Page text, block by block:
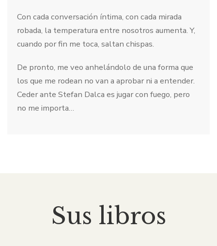
Con cada conversación íntima, con cada mirada
robada, la temperatura entre nosotros aumenta. Y,
cuando por fin me toca, saltan chispas.
De pronto, me veo anhelándolo de una forma que
los que me rodean no van a aprobar ni a entender.
Ceder ante Stefan Dalca es jugar con fuego, pero
no me importa…
Sus libros